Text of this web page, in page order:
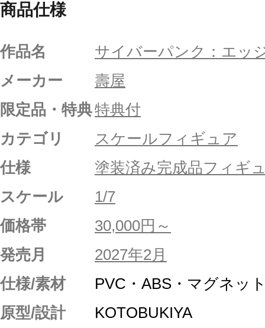
商品仕様
作品名
サイバーパンク：エッ
メーカー
壽屋
限定品・特典特典付
カテゴリ
スケールフィギュア
仕様
塗装済み完成品フィギ
スケール
1/7
価格帯
30,000円～
発売月
2027年2月
仕様/素材
PVC・ABS・マグネッ
原型/設計
KOTOBUKIYA